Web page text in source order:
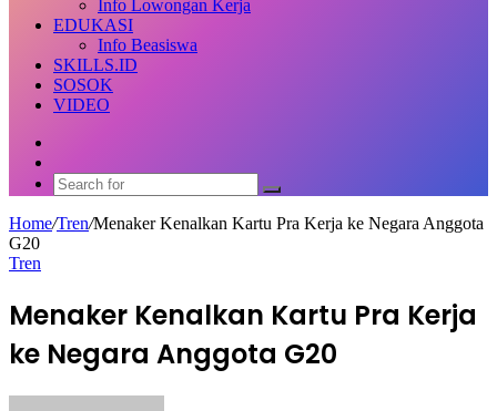
Info Lowongan Kerja
EDUKASI
Info Beasiswa
SKILLS.ID
SOSOK
VIDEO
skin
Search
for
Home/Tren/Menaker Kenalkan Kartu Pra Kerja ke Negara Anggota
G20
Tren
Menaker Kenalkan Kartu Pra Kerja
ke Negara Anggota G20